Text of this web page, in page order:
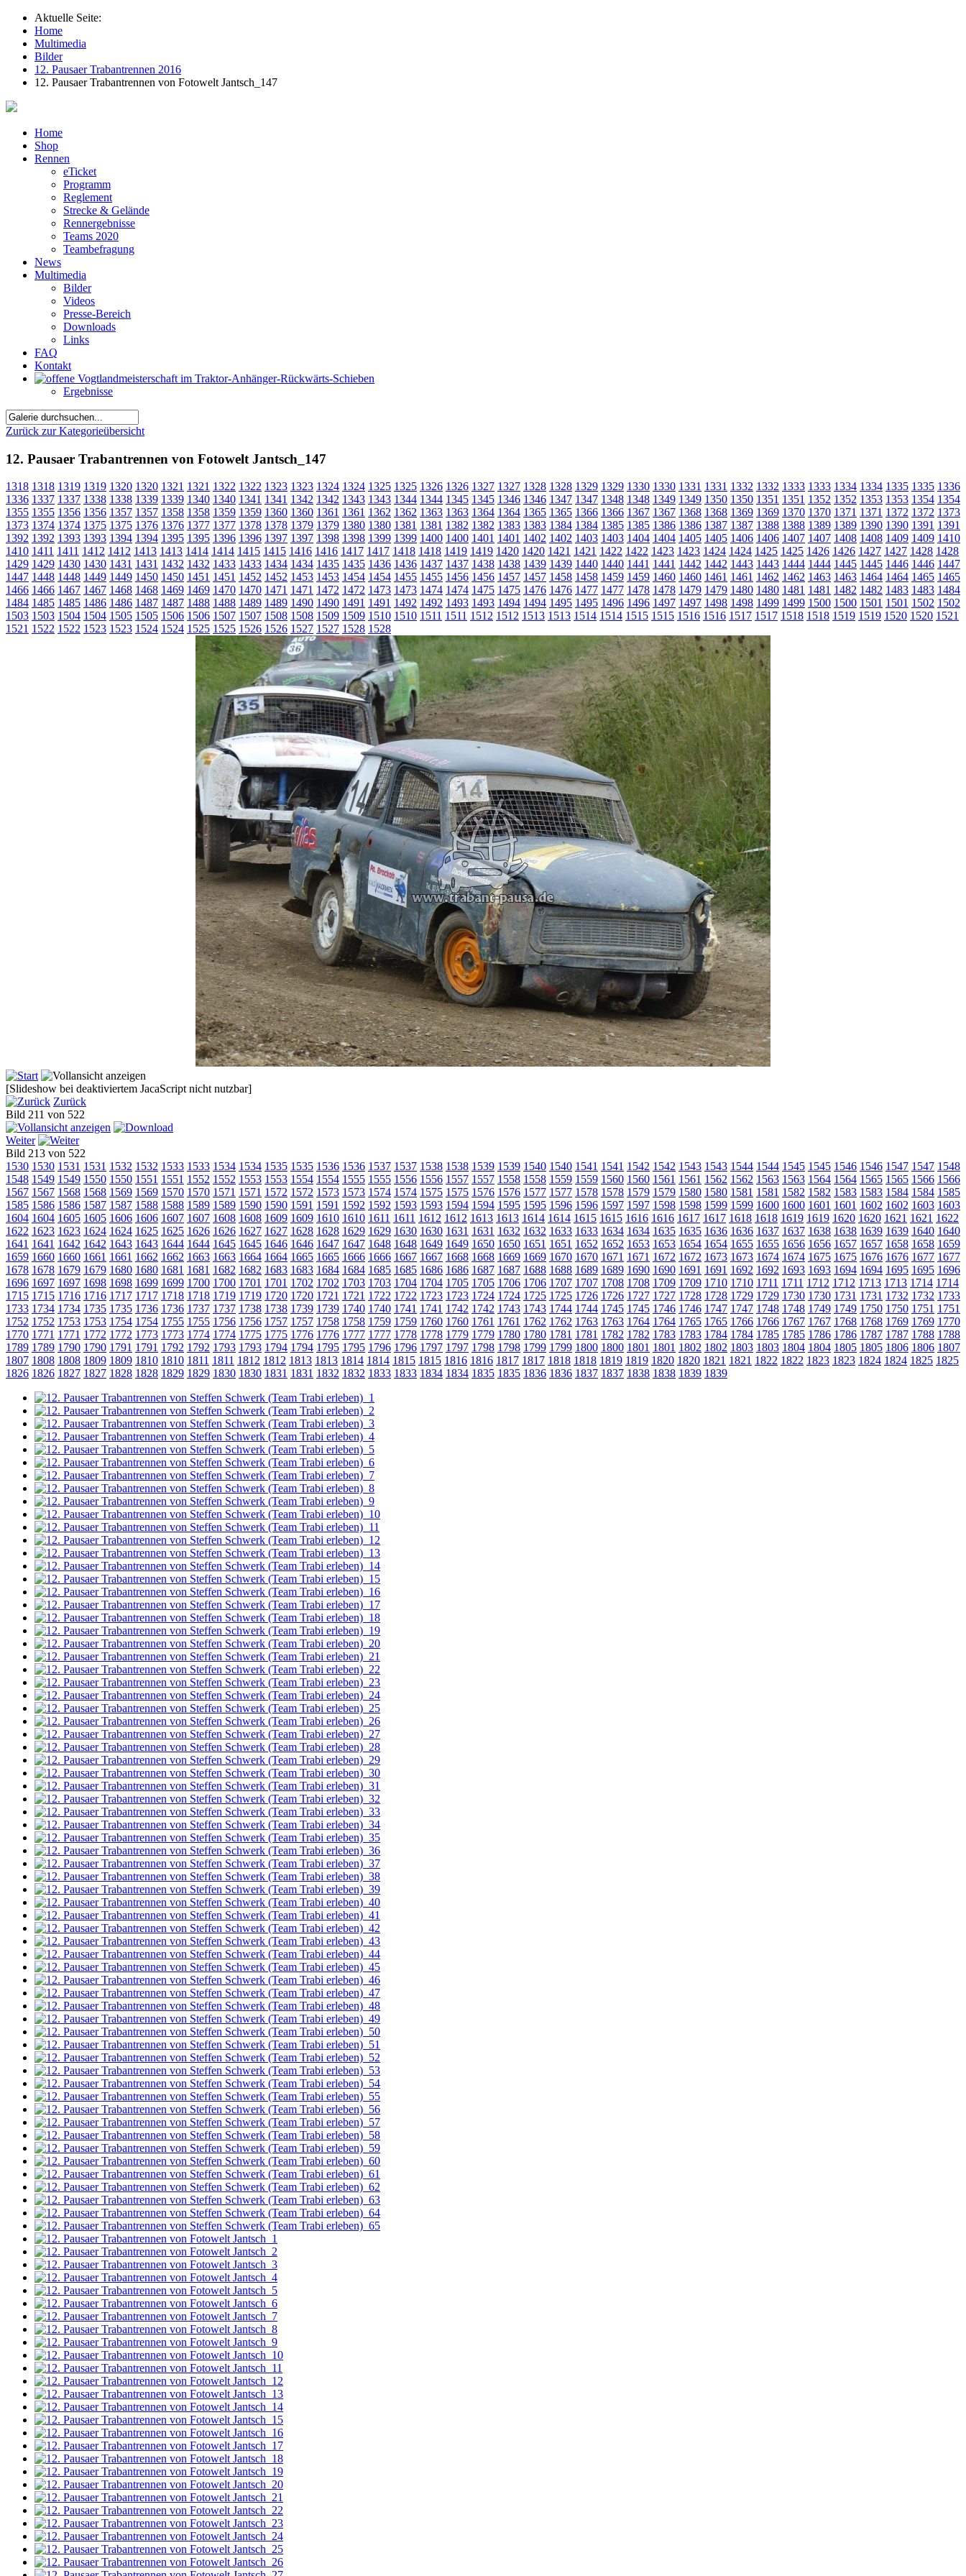
Aktuelle Seite:
Home
Multimedia
Bilder
12. Pausaer Trabantrennen 2016
12. Pausaer Trabantrennen von Fotowelt Jantsch_147
Home
Shop
Rennen
eTicket
Programm
Reglement
Strecke & Gelände
Rennergebnisse
Teams 2020
Teambefragung
News
Multimedia
Bilder
Videos
Presse-Bereich
Downloads
Links
FAQ
Kontakt
Ergebnisse
Zurück zur Kategorieübersicht
12. Pausaer Trabantrennen von Fotowelt Jantsch_147
1318 1318 1319 1319 1320 1320 1321 1321 1322 1322 1323 1323 1324 1324 1325 1325 1326 1326 1327 1327 1328 1328 1329 1329 1330 1330 1331 1331 1332 1332 1333 1333 1334 1334 1335 1335 1336
1336 1337 1337 1338 1338 1339 1339 1340 1340 1341 1341 1342 1342 1343 1343 1344 1344 1345 1345 1346 1346 1347 1347 1348 1348 1349 1349 1350 1350 1351 1351 1352 1352 1353 1353 1354 1354
1355 1355 1356 1356 1357 1357 1358 1358 1359 1359 1360 1360 1361 1361 1362 1362 1363 1363 1364 1364 1365 1365 1366 1366 1367 1367 1368 1368 1369 1369 1370 1370 1371 1371 1372 1372 1373
1373 1374 1374 1375 1375 1376 1376 1377 1377 1378 1378 1379 1379 1380 1380 1381 1381 1382 1382 1383 1383 1384 1384 1385 1385 1386 1386 1387 1387 1388 1388 1389 1389 1390 1390 1391 1391
1392 1392 1393 1393 1394 1394 1395 1395 1396 1396 1397 1397 1398 1398 1399 1399 1400 1400 1401 1401 1402 1402 1403 1403 1404 1404 1405 1405 1406 1406 1407 1407 1408 1408 1409 1409 1410
1410 1411 1411 1412 1412 1413 1413 1414 1414 1415 1415 1416 1416 1417 1417 1418 1418 1419 1419 1420 1420 1421 1421 1422 1422 1423 1423 1424 1424 1425 1425 1426 1426 1427 1427 1428 1428
1429 1429 1430 1430 1431 1431 1432 1432 1433 1433 1434 1434 1435 1435 1436 1436 1437 1437 1438 1438 1439 1439 1440 1440 1441 1441 1442 1442 1443 1443 1444 1444 1445 1445 1446 1446 1447
1447 1448 1448 1449 1449 1450 1450 1451 1451 1452 1452 1453 1453 1454 1454 1455 1455 1456 1456 1457 1457 1458 1458 1459 1459 1460 1460 1461 1461 1462 1462 1463 1463 1464 1464 1465 1465
1466 1466 1467 1467 1468 1468 1469 1469 1470 1470 1471 1471 1472 1472 1473 1473 1474 1474 1475 1475 1476 1476 1477 1477 1478 1478 1479 1479 1480 1480 1481 1481 1482 1482 1483 1483 1484
1484 1485 1485 1486 1486 1487 1487 1488 1488 1489 1489 1490 1490 1491 1491 1492 1492 1493 1493 1494 1494 1495 1495 1496 1496 1497 1497 1498 1498 1499 1499 1500 1500 1501 1501 1502 1502
1503 1503 1504 1504 1505 1505 1506 1506 1507 1507 1508 1508 1509 1509 1510 1510 1511 1511 1512 1512 1513 1513 1514 1514 1515 1515 1516 1516 1517 1517 1518 1518 1519 1519 1520 1520 1521
1521 1522 1522 1523 1523 1524 1524 1525 1525 1526 1526 1527 1527 1528 1528
[Slideshow bei deaktiviertem JacaScript nicht nutzbar]
Zurück
Bild 211 von 522
Weiter
Bild 213 von 522
1530 1530 1531 1531 1532 1532 1533 1533 1534 1534 1535 1535 1536 1536 1537 1537 1538 1538 1539 1539 1540 1540 1541 1541 1542 1542 1543 1543 1544 1544 1545 1545 1546 1546 1547 1547 1548
1548 1549 1549 1550 1550 1551 1551 1552 1552 1553 1553 1554 1554 1555 1555 1556 1556 1557 1557 1558 1558 1559 1559 1560 1560 1561 1561 1562 1562 1563 1563 1564 1564 1565 1565 1566 1566
1567 1567 1568 1568 1569 1569 1570 1570 1571 1571 1572 1572 1573 1573 1574 1574 1575 1575 1576 1576 1577 1577 1578 1578 1579 1579 1580 1580 1581 1581 1582 1582 1583 1583 1584 1584 1585
1585 1586 1586 1587 1587 1588 1588 1589 1589 1590 1590 1591 1591 1592 1592 1593 1593 1594 1594 1595 1595 1596 1596 1597 1597 1598 1598 1599 1599 1600 1600 1601 1601 1602 1602 1603 1603
1604 1604 1605 1605 1606 1606 1607 1607 1608 1608 1609 1609 1610 1610 1611 1611 1612 1612 1613 1613 1614 1614 1615 1615 1616 1616 1617 1617 1618 1618 1619 1619 1620 1620 1621 1621 1622
1622 1623 1623 1624 1624 1625 1625 1626 1626 1627 1627 1628 1628 1629 1629 1630 1630 1631 1631 1632 1632 1633 1633 1634 1634 1635 1635 1636 1636 1637 1637 1638 1638 1639 1639 1640 1640
1641 1641 1642 1642 1643 1643 1644 1644 1645 1645 1646 1646 1647 1647 1648 1648 1649 1649 1650 1650 1651 1651 1652 1652 1653 1653 1654 1654 1655 1655 1656 1656 1657 1657 1658 1658 1659
1659 1660 1660 1661 1661 1662 1662 1663 1663 1664 1664 1665 1665 1666 1666 1667 1667 1668 1668 1669 1669 1670 1670 1671 1671 1672 1672 1673 1673 1674 1674 1675 1675 1676 1676 1677 1677
1678 1678 1679 1679 1680 1680 1681 1681 1682 1682 1683 1683 1684 1684 1685 1685 1686 1686 1687 1687 1688 1688 1689 1689 1690 1690 1691 1691 1692 1692 1693 1693 1694 1694 1695 1695 1696
1696 1697 1697 1698 1698 1699 1699 1700 1700 1701 1701 1702 1702 1703 1703 1704 1704 1705 1705 1706 1706 1707 1707 1708 1708 1709 1709 1710 1710 1711 1711 1712 1712 1713 1713 1714 1714
1715 1715 1716 1716 1717 1717 1718 1718 1719 1719 1720 1720 1721 1721 1722 1722 1723 1723 1724 1724 1725 1725 1726 1726 1727 1727 1728 1728 1729 1729 1730 1730 1731 1731 1732 1732 1733
1733 1734 1734 1735 1735 1736 1736 1737 1737 1738 1738 1739 1739 1740 1740 1741 1741 1742 1742 1743 1743 1744 1744 1745 1745 1746 1746 1747 1747 1748 1748 1749 1749 1750 1750 1751 1751
1752 1752 1753 1753 1754 1754 1755 1755 1756 1756 1757 1757 1758 1758 1759 1759 1760 1760 1761 1761 1762 1762 1763 1763 1764 1764 1765 1765 1766 1766 1767 1767 1768 1768 1769 1769 1770
1770 1771 1771 1772 1772 1773 1773 1774 1774 1775 1775 1776 1776 1777 1777 1778 1778 1779 1779 1780 1780 1781 1781 1782 1782 1783 1783 1784 1784 1785 1785 1786 1786 1787 1787 1788 1788
1789 1789 1790 1790 1791 1791 1792 1792 1793 1793 1794 1794 1795 1795 1796 1796 1797 1797 1798 1798 1799 1799 1800 1800 1801 1801 1802 1802 1803 1803 1804 1804 1805 1805 1806 1806 1807
1807 1808 1808 1809 1809 1810 1810 1811 1811 1812 1812 1813 1813 1814 1814 1815 1815 1816 1816 1817 1817 1818 1818 1819 1819 1820 1820 1821 1821 1822 1822 1823 1823 1824 1824 1825 1825
1826 1826 1827 1827 1828 1828 1829 1829 1830 1830 1831 1831 1832 1832 1833 1833 1834 1834 1835 1835 1836 1836 1837 1837 1838 1838 1839 1839